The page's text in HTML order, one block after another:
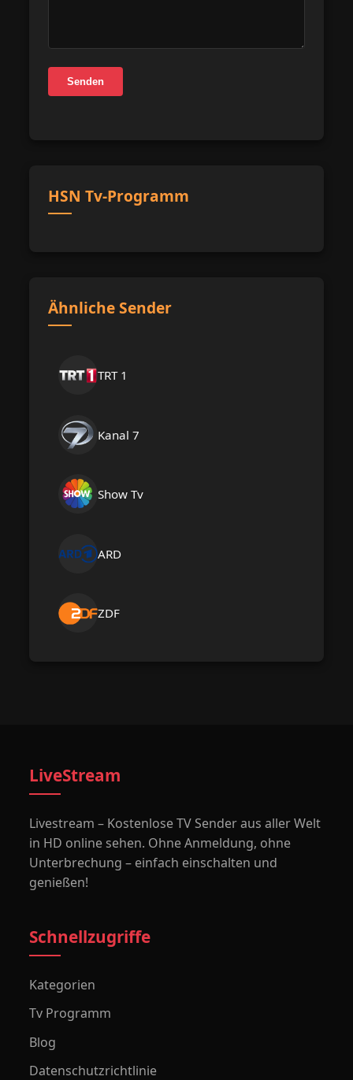
Senden
HSN Tv-Programm
Ähnliche Sender
TRT 1
Kanal 7
Show Tv
ARD
ZDF
LiveStream
Livestream – Kostenlose TV Sender aus aller Welt
in HD online sehen. Ohne Anmeldung, ohne
Unterbrechung – einfach einschalten und
genießen!
Schnellzugriffe
Kategorien
Tv Programm
Blog
Datenschutzrichtlinie